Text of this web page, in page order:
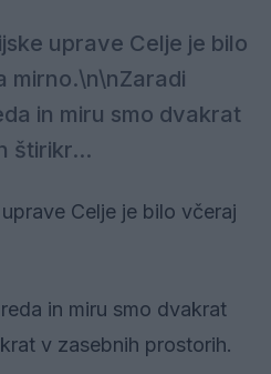
uprave Celje je bilo
mirno.\n\nZaradi
in miru smo dvakrat
štirikr...
Celje je bilo včeraj
in miru smo dvakrat
v zasebnih prostorih.